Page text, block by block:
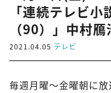
「連続テレビ
（90）」中村
2021.04.05 テレビ
毎週月曜～金曜朝に